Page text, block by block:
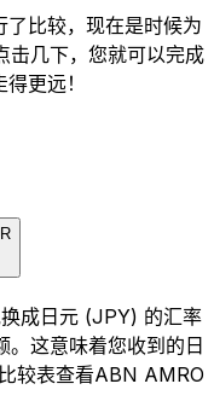
比较，现在是时候为
击几下，您就可以完成
更远！
成日元 (JPY) 的汇率
。这意味着您收到的日
较表查看ABN AMRO